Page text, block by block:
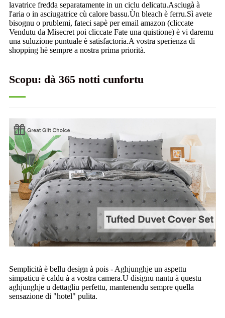
lavatrice fredda separatamente in un ciclu delicatu.Asciugà à
l'aria o in asciugatrice cù calore bassu.Ùn bleach è ferru.Sì avete
bisognu o prublemi, fateci sapè per email amazon (cliccate
Vendutu da Misecret poi cliccate Fate una quistione) è vi daremu
una suluzione puntuale è satisfactoria.A vostra sperienza di
shopping hè sempre a nostra prima priorità.
Scopu: dà 365 notti cunfortu
Semplicità è bellu design à pois - Aghjunghje un aspettu
simpaticu è caldu à a vostra camera.U disignu nantu à questu
aghjunghje u dettagliu perfettu, mantenendu sempre quella
sensazione di "hotel" pulita.